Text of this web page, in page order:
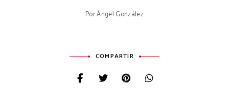
PorÁngel González
COMPARTIR